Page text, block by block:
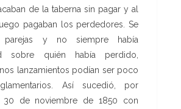
de la taberna sin pagar y al
pagaban los perdedores. Se
parejas y no siempre había
sobre quién había perdido,
lanzamientos podían ser poco
Así sucedió, por
30 de noviembre de 1850 con